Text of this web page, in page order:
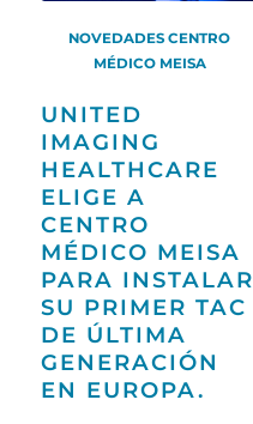
NOVEDADES CENTRO
MÉDICO MEISA
UNITED
IMAGING
HEALTHCARE
ELIGE A
CENTRO
MÉDICO MEISA
PARA INSTALAR
SU PRIMER TAC
DE ÚLTIMA
GENERACIÓN
EN EUROPA.